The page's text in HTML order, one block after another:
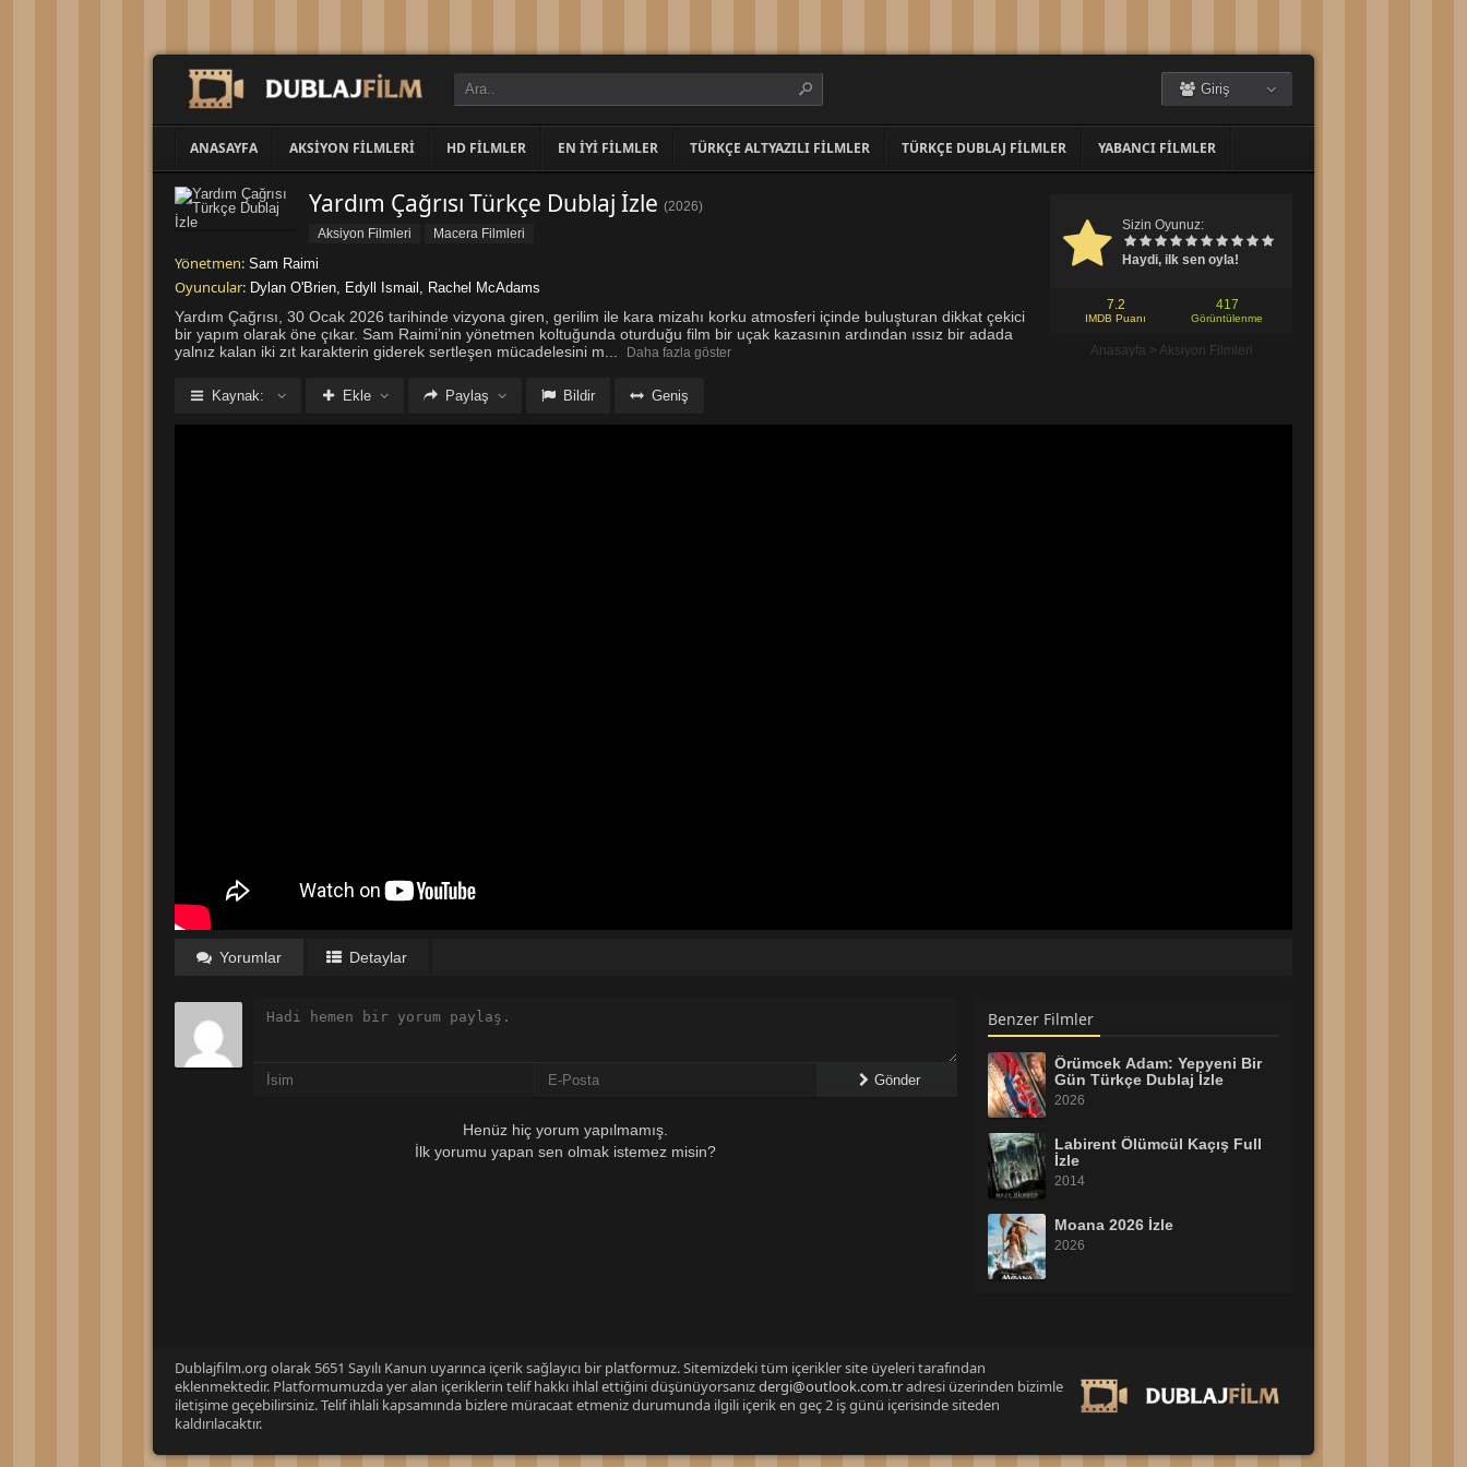
Giriş
ANASAYFA AKSIYON FILMLERI HD FILMLER EN İYI FILMLER TÜRKÇE ALTYAZILI FILMLER TÜRKÇE DUBLAJ FILMLER YABANCI FILMLER
Sizin Oyunuz:
Haydi, ilk sen oyla!
7.2
IMDB Puanı
417
Görüntülenme
Anasayfa > Aksiyon Filmleri
Yardım Çağrısı Türkçe Dublaj İzle (2026)
Aksiyon Filmleri
Macera Filmleri
Yönetmen: Sam Raimi
Oyuncular: Dylan O'Brien, Edyll Ismail , Rachel McAdams
Yardım Çağrısı, 30 Ocak 2026 tarihinde vizyona giren, gerilim ile kara mizahı korku atmosferi içinde buluşturan dikkat çekici
bir yapım olarak öne çıkar. Sam Raimi’nin yönetmen koltuğunda oturduğu film bir uçak kazasının ardından ıssız bir adada
yalnız kalan iki zıt karakterin giderek sertleşen mücadelesini m
Daha fazla göster
Kaynak: Ekle Paylaş Bildir Geniş
Yorumlar Detaylar
Gönder
Henüz hiç yorum yapılmamış.
İlk yorumu yapan sen olmak istemez misin?
Benzer Filmler
Örümcek Adam: Yepyeni Bir
Gün Türkçe Dublaj İzle
2026
Labirent Ölümcül Kaçış Full
İzle
2014
Moana 2026 İzle
2026
Dedektif Reptır İzle
2026
Dublajfilm.org olarak 5651 Sayılı Kanun uyarınca içerik sağlayıcı bir platformuz. Sitemizdeki tüm içerikler site üyeleri tarafından
eklenmektedir. Platformumuzda yer alan içeriklerin telif hakkı ihlal ettiğini düşünüyorsanızdergi@outlook.com.tradresi üzerinden bizimle
iletişime geçebilirsiniz. Telif ihlali kapsamında bizlere müracaat etmeniz durumunda ilgili içerik en geç 2 iş günü içerisinde siteden
kaldırılacaktır.